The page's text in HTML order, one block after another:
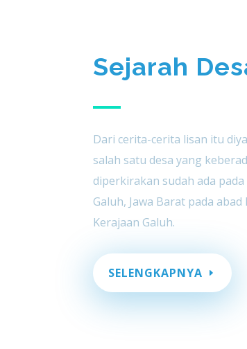
Sejarah
Dari cerita-cerita lisan itu
salah satu desa yang
diperkirakan sudah ada
Galuh, Jawa Barat pada
Kerajaan Galuh.
SELENGKAPNYA